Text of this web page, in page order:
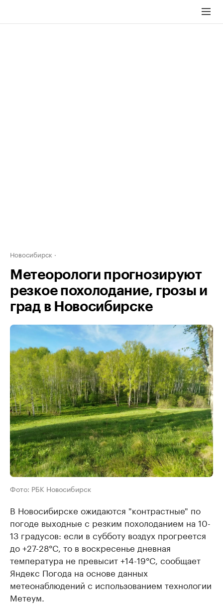
Новосибирск
Метеорологи прогнозируют
резкое похолодание, грозы и
град в Новосибирске
Фото: РБК Новосибирск
В Новосибирске ожидаются "контрастные" по
погоде выходные с резким похолоданием на 10-
13 градусов: если в субботу воздух прогреется
до +27-28°C, то в воскресенье дневная
температура не превысит +14-19°C, сообщает
Яндекс Погода на основе данных
метеонаблюдений с использованием технологии
Метеум.